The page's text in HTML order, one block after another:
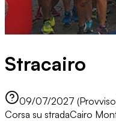
Stracairo
09/07/2027
Corsa su stradaCairo